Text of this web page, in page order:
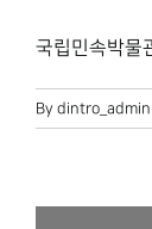
국립민속박물
By dintro_admin